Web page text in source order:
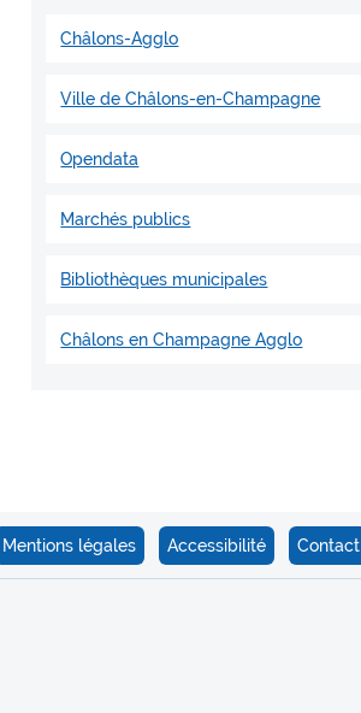
Châlons-Agglo
Ville de Châlons-en-Champagne
Opendata
Marchés publics
Bibliothèques municipales
Châlons en Champagne Agglo
Contact
Accessibilité
Mentions légales